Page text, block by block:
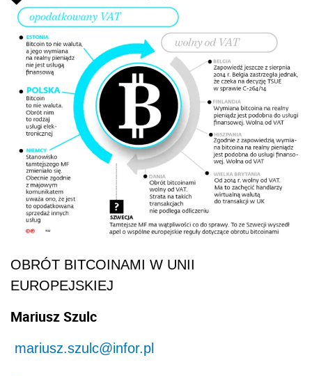
OBRÓT BITCOINAMI W UNII
EUROPEJSKIEJ
Mariusz Szulc
mariusz.szulc@infor.pl